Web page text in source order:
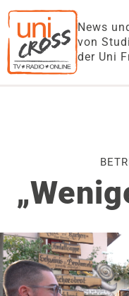
News
von
der Uni